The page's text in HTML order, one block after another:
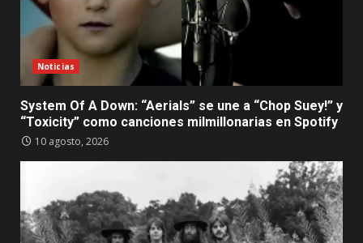
Noticias
System Of A Down: “Aerials” se une a “Chop Suey!” y
“Toxicity” como canciones milmillonarias en Spotify
10 agosto, 2026